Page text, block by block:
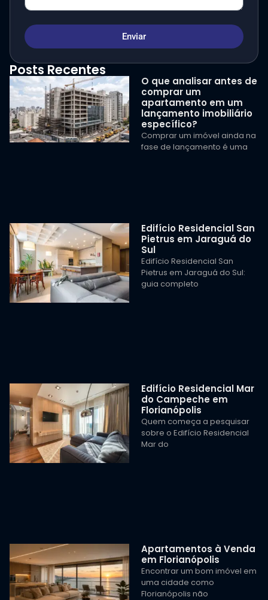
Enviar
Posts Recentes
O que analisar antes de
comprar um
apartamento em um
lançamento imobiliário
específico?
Comprar um imóvel ainda na
fase de lançamento é uma
Edifício Residencial San
Pietrus em Jaraguá do
Sul
Edifício Residencial San
Pietrus em Jaraguá do Sul:
guia completo
Edifício Residencial Mar
do Campeche em
Florianópolis
Quem começa a pesquisar
sobre o Edifício Residencial
Mar do
Apartamentos à Venda
em Florianópolis
Encontrar um bom imóvel em
uma cidade como
Florianópolis não